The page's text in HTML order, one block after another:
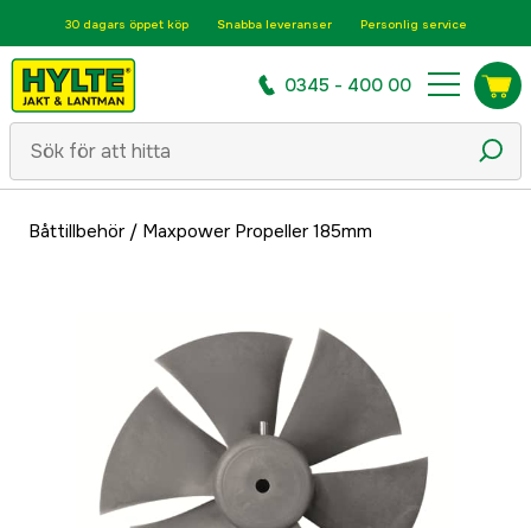
30 dagars öppet köp Snabba leveranser Personlig service
0345 - 400 00
Båttillbehör/ Maxpower Propeller 185mm